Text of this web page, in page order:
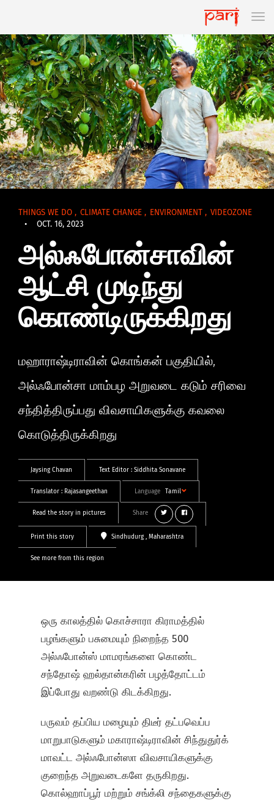
THINGS WE DO , CLIMATE CHANGE , ENVIRONMENT , VIDEOZONE
•
OCT. 16, 2023
அல்ஃபோன்சாவின்
ஆட்சி முடிந்து
கொண்டிருக்கிறது
மஹாராஷ்டிராவின் கொங்கன் பகுதியில்,
அல்ஃபோன்சா மாம்பழ அறுவடை கடும் சரிவை
சந்தித்திருப்பது விவசாயிகளுக்கு கவலை
கொடுத்திருக்கிறது
Jaysing Chavan Text Editor : Siddhita Sonavane
Translator : Rajasangeethan Language Tamil
Read the story in pictures Share
Print this story Sindhudurg , Maharashtra
See more from this region
ஒரு காலத்தில் கொச்சாரா கிராமத்தில்
பழங்களும் பசுமையும் நிறைந்த 500
அல்ஃபோன்ஸ் மாமரங்களை கொண்ட
சந்தோஷ் ஹல்தான்கரின் பழத்தோட்டம்
இப்போது வறண்டு கிடக்கிறது.
பருவம் தப்பிய மழையும் திடீர் தட்பவெப்ப
மாறுபாடுகளும் மகாராஷ்டிராவின் சிந்துதுர்க்
மாவட்ட அல்ஃபோன்ஸா விவசாயிகளுக்கு
குறைந்த அறுவடைகளே தருகிறது.
கொல்ஹாப்பூர் மற்றும் சங்க்லி சந்தைகளுக்கு